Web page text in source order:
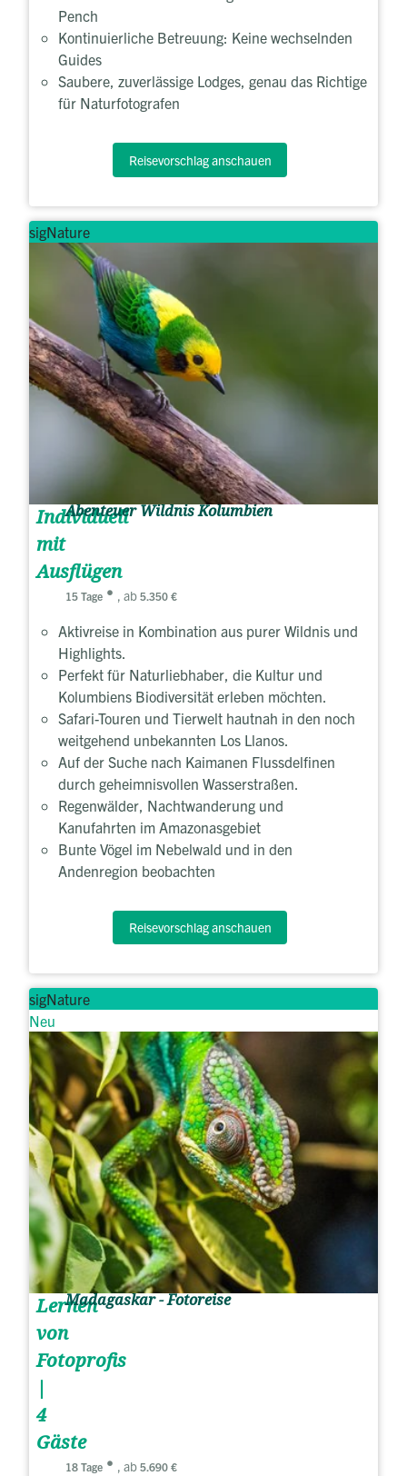
Pench
Kontinuierliche Betreuung: Keine wechselnden
Guides
Saubere, zuverlässige Lodges, genau das Richtige
für Naturfotografen
Reisevorschlag anschauen
sigNature
Individuell
mit
Ausflügen
Abenteuer Wildnis Kolumbien
15 Tage , ab 5.350 €
Aktivreise in Kombination aus purer Wildnis und
Highlights.
Perfekt für Naturliebhaber, die Kultur und
Kolumbiens Biodiversität erleben möchten.
Safari-Touren und Tierwelt hautnah in den noch
weitgehend unbekannten Los Llanos.
Auf der Suche nach Kaimanen Flussdelfinen
durch geheimnisvollen Wasserstraßen.
Regenwälder, Nachtwanderung und
Kanufahrten im Amazonasgebiet
Bunte Vögel im Nebelwald und in den
Andenregion beobachten
Reisevorschlag anschauen
sigNature
Neu
Lernen
von
Fotoprofis
|
4
Gäste
Madagaskar - Fotoreise
18 Tage , ab 5.690 €